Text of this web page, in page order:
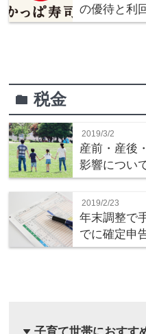
の優待と利
folder税金
2019/3/2
産前・産後
影響につい
2019/2/23
年末調整で
でに確定申
dropdown